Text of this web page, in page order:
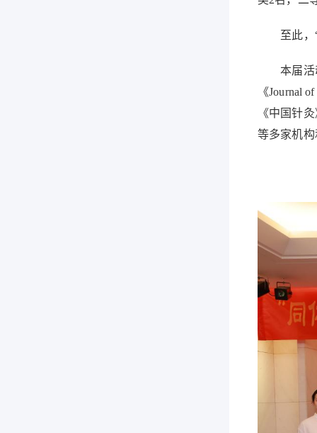
至此，“
本届活动
《Journal
《中国针
等多家机构